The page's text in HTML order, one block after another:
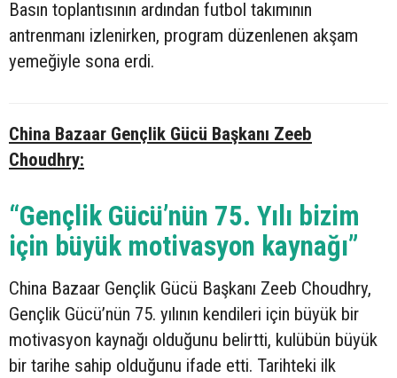
Basın toplantısının ardından futbol takımının
antrenmanı izlenirken, program düzenlenen akşam
yemeğiyle sona erdi.
China Bazaar Gençlik Gücü Başkanı Zeeb
Choudhry:
“Gençlik Gücü’nün 75. Yılı bizim
için büyük motivasyon kaynağı”
China Bazaar Gençlik Gücü Başkanı Zeeb Choudhry,
Gençlik Gücü’nün 75. yılının kendileri için büyük bir
motivasyon kaynağı olduğunu belirtti, kulübün büyük
bir tarihe sahip olduğunu ifade etti. Tarihteki ilk